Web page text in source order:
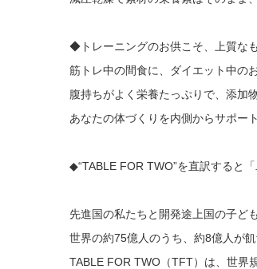
◆トレーニングのお供こそ、上質なも
筋トレ中の間食に、ダイエット中の
腹持ちがよく栄養たっぷりで、添加
あなたの体づくりを内側からサポー
◆“TABLE FOR TWO”を直訳すると「
先進国の私たちと開発途上国の子ど
世界の約75億人のうち、約8億人が
TABLE FOR TWO（TFT）は、世界